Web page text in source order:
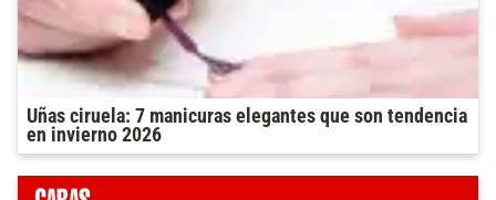
Uñas ciruela: 7 manicuras elegantes que son tendencia
en invierno 2026